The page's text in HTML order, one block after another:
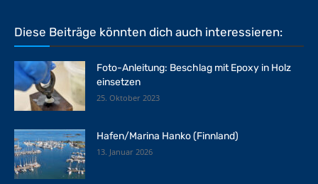
Diese Beiträge könnten dich auch interessieren:
Foto-Anleitung: Beschlag mit Epoxy in Holz
einsetzen
25. Oktober 2023
Hafen/Marina Hanko (Finnland)
13. Januar 2026